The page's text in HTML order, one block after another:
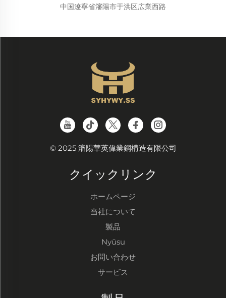
中国遼寧省瀋陽市于洪区広業西路
© 2025 瀋陽華英偉業鋼構造有限公司
クイックリンク
ホームページ
当社について
製品
Nyūsu
お問い合わせ
サービス